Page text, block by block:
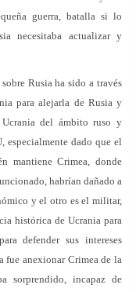
guerra, batalla si lo
necesitaba actualizar y
Rusia ha sido a través
para alejarla de Rusia y
del ámbito ruso y
especialmente dado que el
mantiene Crimea, donde
habrían dañado a
y el otro es el militar,
histórica de Ucrania para
defender sus intereses
fue anexionar Crimea de la
sorprendido, incapaz de